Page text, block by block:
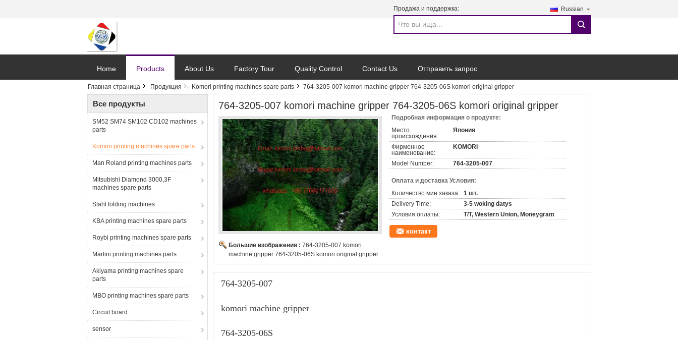
Продажа и поддержка: Russian
search
Home Products About Us Factory Tour Quality Control Contact Us Отправить запрос
Главная страница Продукция Komori printing machines spare parts 764-3205-007 komori machine gripper 764-3205-06S komori original gripper
Все продукты
SM52 SM74 SM102 CD102 machines
parts
Komori printing machines spare parts
Man Roland printing machines parts
Mitsubishi Diamond 3000,3F
machines spare parts
Stahl folding machines
KBA printing machines spare parts
Roybi printing machines spare parts
Martini printing machines parts
Akiyama printing machines spare
parts
MBO printing machines spare parts
Circuit board
sensor
764-3205-007 komori machine gripper 764-3205-06S komori original gripper
Большие изображения : 764-3205-007 komori
machine gripper 764-3205-06S komori original gripper
Подробная информация о продукте:
Место
происхождения:
Япония
Фирменное
наименование:
KOMORI
Model Number: 764-3205-007
Оплата и доставка Условия:
Количество мин заказа: 1 шт.
Delivery Time:
3-5 woking datys
Условия оплаты:
T/T, Western Union, Moneygram
контакт
764-3205-007
komori machine gripper
764-3205-06S